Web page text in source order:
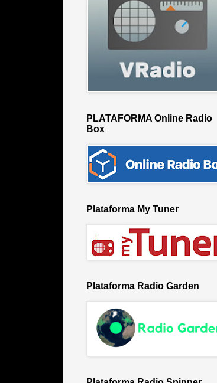
PLATAFORMA Online Radio
Box
Plataforma My Tuner
Plataforma Radio Garden